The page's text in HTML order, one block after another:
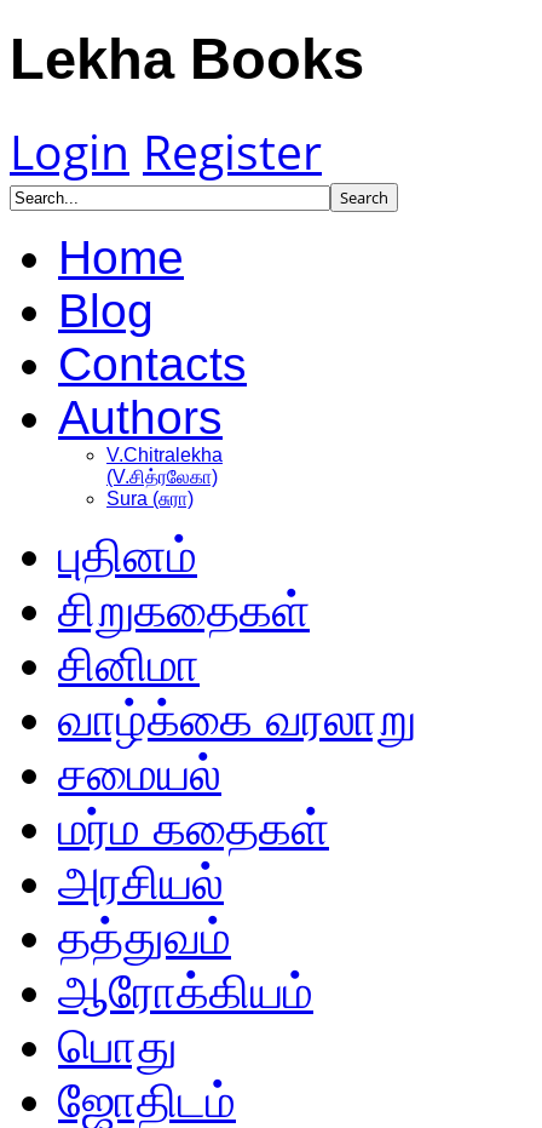
Lekha Books
Login Register
Home
Blog
Contacts
Authors
V.Chitralekha
(V.சித்ரலேகா)
Sura (சுரா)
புதினம்
சிறுகதைகள்
சினிமா
வாழ்க்கை வரலாறு
சமையல்
மர்ம கதைகள்
அரசியல்
தத்துவம்
ஆரோக்கியம்
பொது
ஜோதிடம்